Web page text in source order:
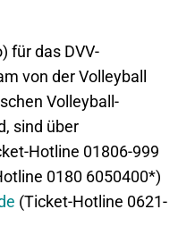
für das DVV-
von der Volleyball
Volleyball-
sind über
Hotline 01806-999
0180 6050400*)
(Ticket-Hotline 0621-